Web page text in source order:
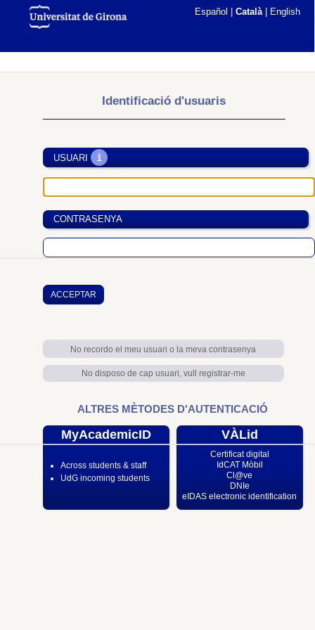
Español Català| English
Identificació d'usuaris
USUARI i
CONTRASENYA
No recordo el meu usuari o la meva contrasenya
No disposo de cap usuari, vull registrar-me
ALTRES MÈTODES D'AUTENTICACIÓ
MyAcademicID
Across students & staff
UdG incoming students
VÀLid
Certificat digital
IdCAT Mòbil
Cl@ve
DNIe
eIDAS electronic identification